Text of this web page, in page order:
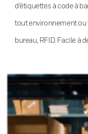
d’étiquettes à code à
tout environnement ou
bureau, RFID. Facile à